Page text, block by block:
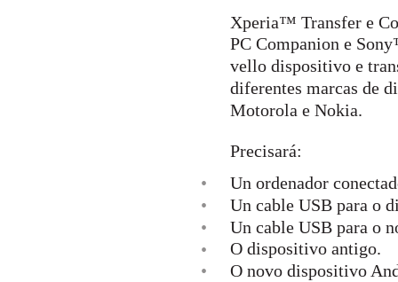
Xperia™ Transfer e
PC Companion e
vello dispositivo e
diferentes marcas de
Motorola e Nokia.
Precisará:
•
Un ordenador
•
Un cable USB para o
•
Un cable USB para o
•
O dispositivo antigo.
•
O novo dispositivo